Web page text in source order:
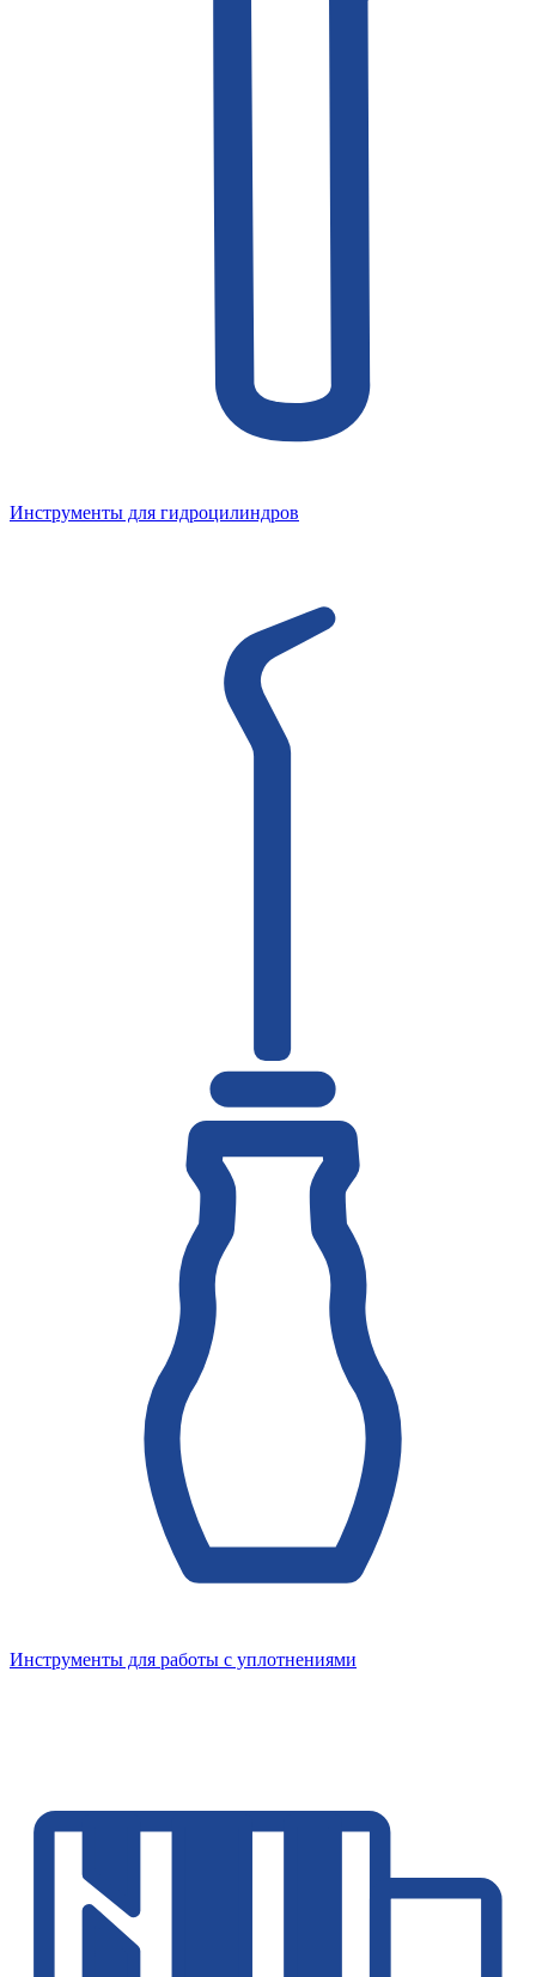
Инструменты для гидроцилиндров
Инструменты для работы с уплотнениями